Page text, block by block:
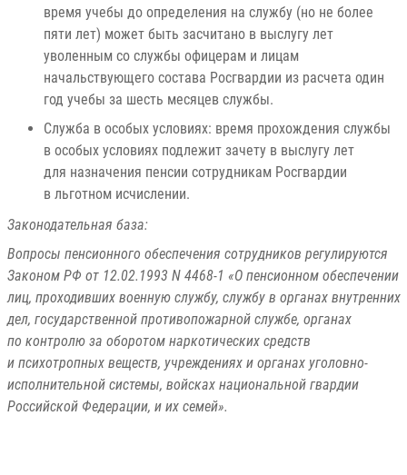
время учебы до определения на службу (но не более
пяти лет) может быть засчитано в выслугу лет
уволенным со службы офицерам и лицам
начальствующего состава Росгвардии из расчета один
год учебы за шесть месяцев службы.
Служба в особых условиях: время прохождения службы
в особых условиях подлежит зачету в выслугу лет
для назначения пенсии сотрудникам Росгвардии
в льготном исчислении.
Законодательная база:
Вопросы пенсионного обеспечения сотрудников регулируются
Законом РФ от 12.02.1993 N 4468-1 «О пенсионном обеспечении
лиц, проходивших военную службу, службу в органах внутренних
дел, государственной противопожарной службе, органах
по контролю за оборотом наркотических средств
и психотропных веществ, учреждениях и органах уголовно-
исполнительной системы, войсках национальной гвардии
Российской Федерации, и их семей».